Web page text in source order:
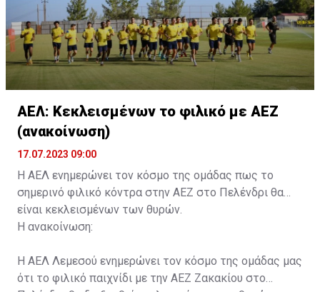
ΑΕΛ: Κεκλεισμένων το φιλικό με ΑΕΖ
(ανακοίνωση)
17.07.2023 09:00
Η ΑΕΛ ενημερώνει τον κόσμο της ομάδας πως το
σημερινό φιλικό κόντρα στην ΑΕΖ στο Πελένδρι θα
είναι κεκλεισμένων των θυρών.
Η ανακοίνωση:
Η ΑΕΛ Λεμεσού ενημερώνει τον κόσμο της ομάδας μας
ότι το φιλικό παιχνίδι με την ΑΕΖ Ζακακίου στο